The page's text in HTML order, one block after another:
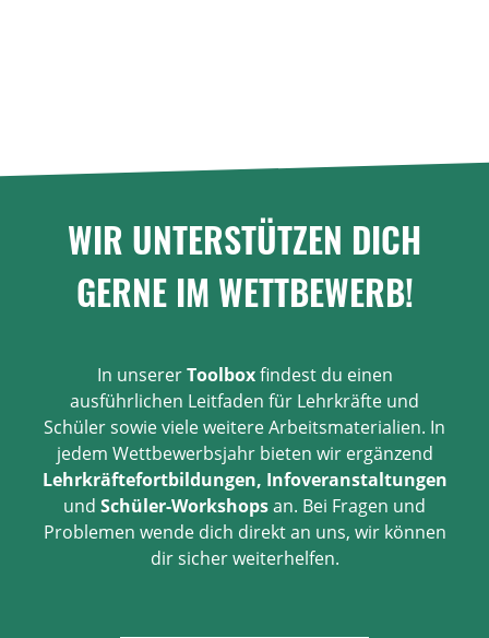
WIR UNTERSTÜTZEN DICH
GERNE IM WETTBEWERB!
In unsererToolboxfindest du einen
ausführlichen Leitfaden für Lehrkräfte und
Schüler sowie viele weitere Arbeitsmaterialien. In
jedem Wettbewerbsjahr bieten wir ergänzend
Lehrkräftefortbildungen, Infoveranstaltungen
und Schüler-Workshopsan. Bei Fragen und
Problemen wende dich direkt an uns, wir können
dir sicher weiterhelfen.